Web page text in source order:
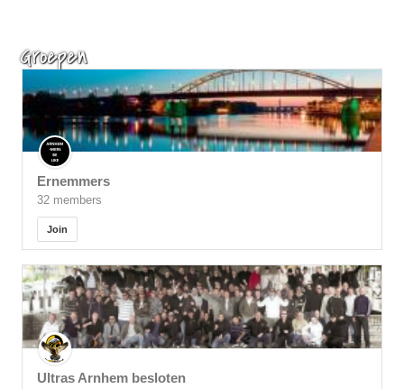
Groepen
Ernemmers
32 members
Join
Ultras Arnhem besloten